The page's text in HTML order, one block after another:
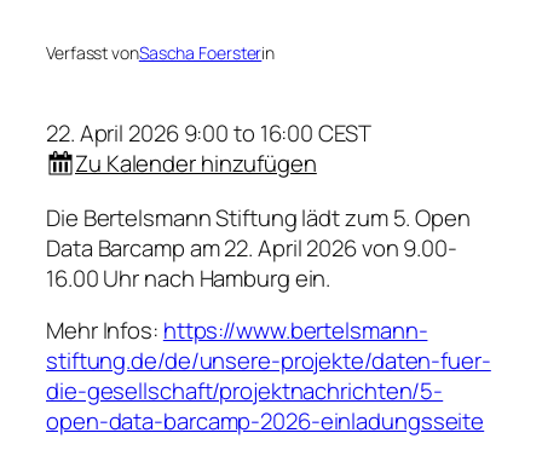
Verfasst vonSascha Foersterin
22. April 2026 9:00 to 16:00 CEST
Zu Kalender hinzufügen
Die Bertelsmann Stiftung lädt zum 5. Open
Data Barcamp am 22. April 2026 von 9.00-
16.00 Uhr nach Hamburg ein.
Mehr Infos: https://www.bertelsmann-
stiftung.de/de/unsere-projekte/daten-fuer-
die-gesellschaft/projektnachrichten/5-
open-data-barcamp-2026-einladungsseite